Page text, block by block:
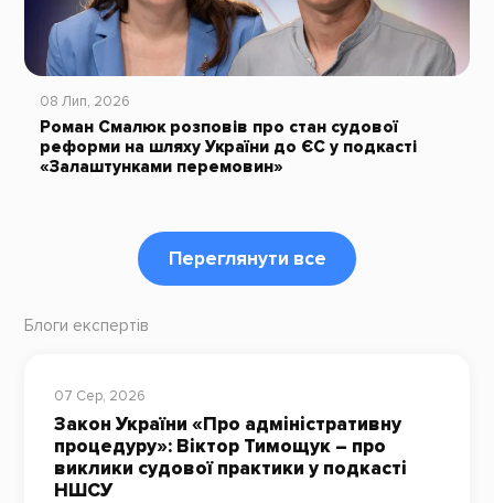
08 Лип, 2026
Роман Смалюк розповів про стан судової
реформи на шляху України до ЄС у подкасті
«Залаштунками перемовин»
Переглянути все
Блоги експертів
07 Сер, 2026
Закон України «Про адміністративну
процедуру»: Віктор Тимощук – про
виклики судової практики у подкасті
НШСУ